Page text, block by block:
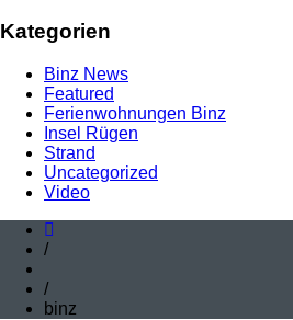
Kategorien
Binz News
Featured
Ferienwohnungen Binz
Insel Rügen
Strand
Uncategorized
Video
/
/
binz